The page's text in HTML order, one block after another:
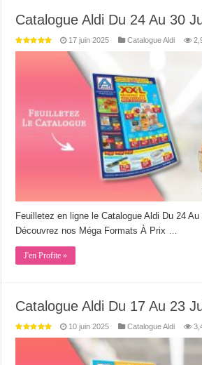
Catalogue Aldi Du 24 Au 30
17 juin 2025 Catalogue Aldi
Feuilletez en ligne le Catalogue Aldi Du 24
Découvrez nos Méga Formats À Prix …
J'en Profite »
Catalogue Aldi Du 17 Au 23
10 juin 2025 Catalogue Aldi